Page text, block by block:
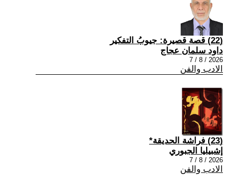
(22) قصة قصيرة: جيوبُ التفكير
داود سلمان عجاج
2026 / 8 / 7
الادب والفن
(23) فراشة الحديقة*
إشبيليا الجبوري
2026 / 8 / 7
الادب والفن